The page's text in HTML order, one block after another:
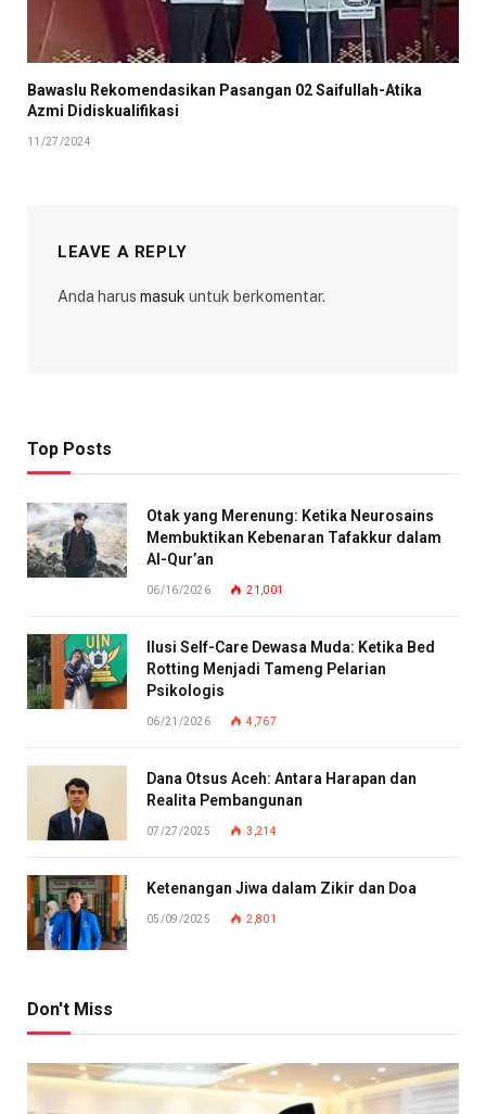
Bawaslu Rekomendasikan Pasangan 02 Saifullah-Atika
Azmi Didiskualifikasi
11/27/2024
LEAVE A REPLY
Anda harus masuk untuk berkomentar.
Top Posts
Otak yang Merenung: Ketika Neurosains
Membuktikan Kebenaran Tafakkur dalam
Al-Qur’an
06/16/2026 21,001
Ilusi Self-Care Dewasa Muda: Ketika Bed
Rotting Menjadi Tameng Pelarian
Psikologis
06/21/2026 4,767
Dana Otsus Aceh: Antara Harapan dan
Realita Pembangunan
07/27/2025 3,214
Ketenangan Jiwa dalam Zikir dan Doa
05/09/2025 2,801
Don't Miss